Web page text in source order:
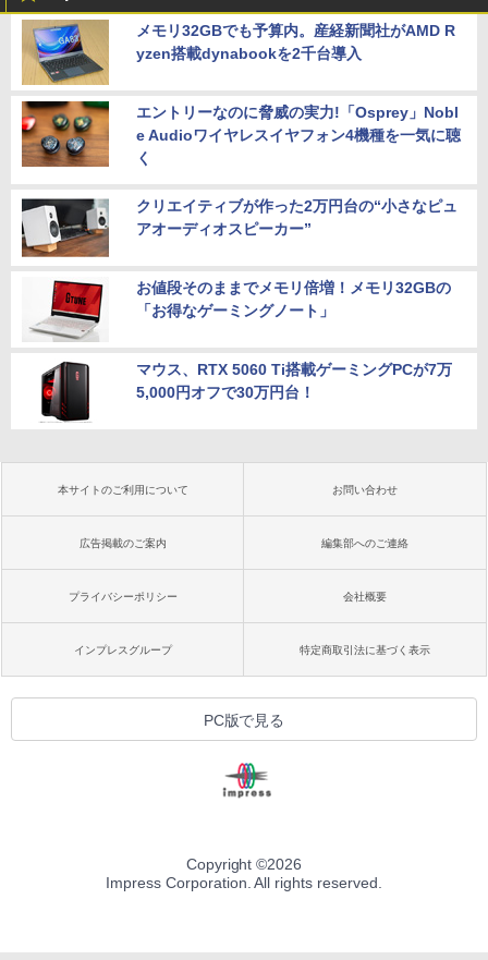
メモリ32GBでも予算内。産経新聞社がAMD R
yzen搭載dynabookを2千台導入
エントリーなのに脅威の実力!「Osprey」Nobl
e Audioワイヤレスイヤフォン4機種を一気に聴
く
クリエイティブが作った2万円台の“小さなピュ
アオーディオスピーカー”
お値段そのままでメモリ倍増！メモリ32GBの
「お得なゲーミングノート」
マウス、RTX 5060 Ti搭載ゲーミングPCが7万
5,000円オフで30万円台！
本サイトのご利用について お問い合わせ
広告掲載のご案内 編集部へのご連絡
プライバシーポリシー 会社概要
インプレスグループ 特定商取引法に基づく表示
PC版で見る
Copyright ©2026
Impress Corporation. All rights reserved.